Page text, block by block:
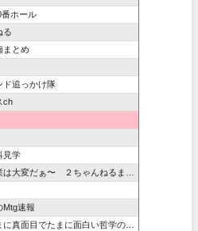
ホール
る
まとめ
ド追っかけ隊
ch
見学
大変だぁ〜 ２ちゃんねるまとめ
Mtg速報
真面目でたまに面白い哲学の話〜